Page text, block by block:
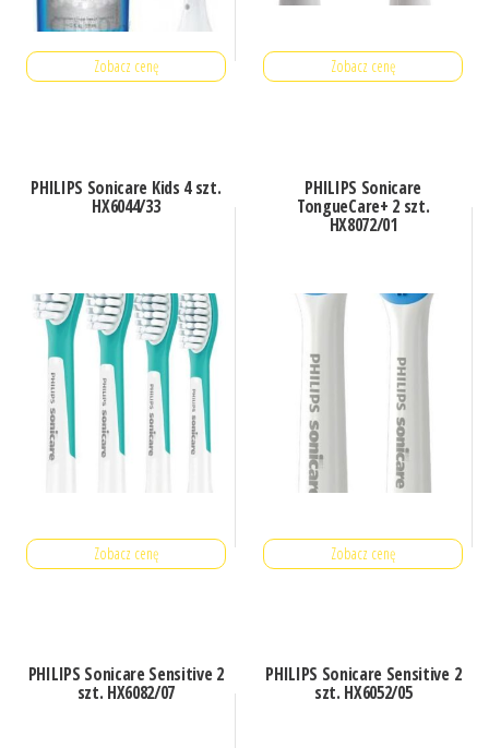
Zobacz cenę Zobacz cenę
PHILIPS Sonicare Kids 4 szt.
HX6044/33
Zobacz cenę
PHILIPS Sonicare
TongueCare+ 2 szt.
HX8072/01
Zobacz cenę
PHILIPS Sonicare Sensitive 2
szt. HX6082/07
PHILIPS Sonicare Sensitive 2
szt. HX6052/05